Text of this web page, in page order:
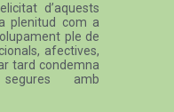
d’aquests
plenitud com a
ple de
afectives,
tard condemna
amb